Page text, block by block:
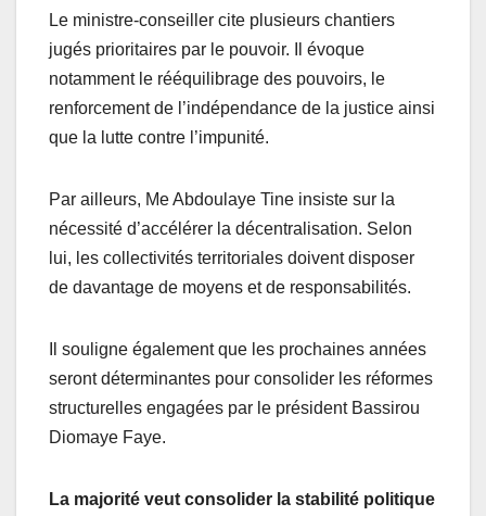
Le ministre-conseiller cite plusieurs chantiers
jugés prioritaires par le pouvoir. Il évoque
notamment le rééquilibrage des pouvoirs, le
renforcement de l’indépendance de la justice ainsi
que la lutte contre l’impunité.
Par ailleurs, Me Abdoulaye Tine insiste sur la
nécessité d’accélérer la décentralisation. Selon
lui, les collectivités territoriales doivent disposer
de davantage de moyens et de responsabilités.
Il souligne également que les prochaines années
seront déterminantes pour consolider les réformes
structurelles engagées par le président Bassirou
Diomaye Faye.
La majorité veut consolider la stabilité politique